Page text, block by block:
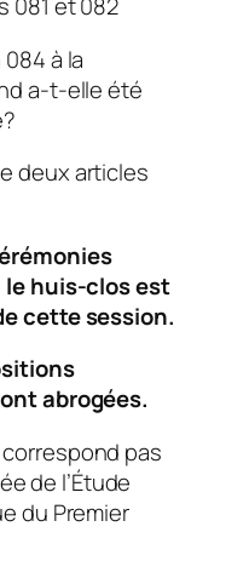
à la
a-t-elle été
deux articles
le huis-clos est
cette session.
abrogées.
pas
de l’Étude
du Premier